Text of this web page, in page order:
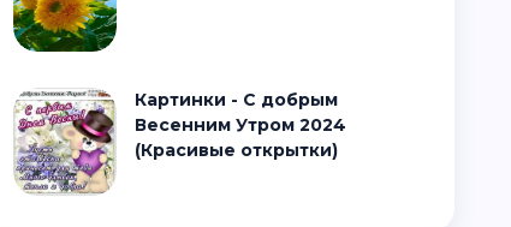
Картинки - С добрым
Весенним Утром 2024
(Красивые открытки)